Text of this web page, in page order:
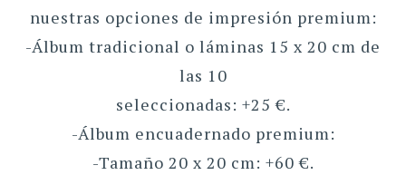
nuestras opciones de impresión premium:
-Álbum tradicional o láminas 15 x 20 cm de
las 10
seleccionadas: +25 €.
-Álbum encuadernado premium:
-Tamaño 20 x 20 cm: +60 €.